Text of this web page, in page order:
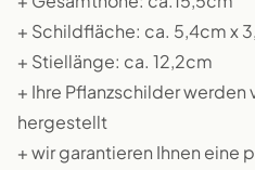
+ Schildfläche: ca. 5,4cm x
+ Stiellänge: ca. 12,2cm
+ Ihre Pflanzschilder werden
hergestellt
+ wir garantieren Ihnen eine